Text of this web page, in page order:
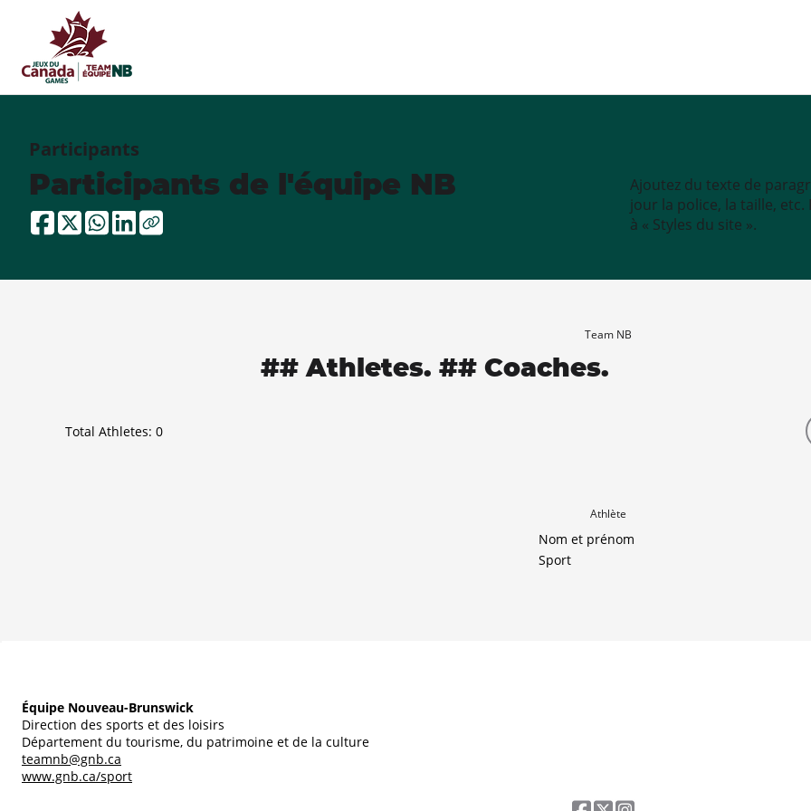
Participants
Participants de l'équipe NB
Ajoutez du texte de
jour la police, la taille,
à « Styles du site ».
Team NB
## Athletes. ## Coaches.
Total Athletes: 0
Athlète
Nom et prénom
Sport
Équipe Nouveau-Brunswick
Direction des sports et des loisirs
Département du tourisme, du patrimoine et de la culture
teamnb@gnb.ca
www.gnb.ca/sport